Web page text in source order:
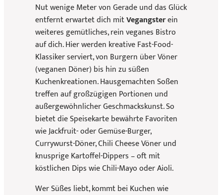
Nut wenige Meter von Gerade und das Glück
entfernt erwartet dich mitVegangsterein
weiteres gemütliches, rein veganes Bistro
auf dich. Hier werden kreative Fast-Food-
Klassiker serviert, von Burgern über Vöner
(veganen Döner) bis hin zu süßen
Kuchenkreationen. Hausgemachten Soßen
treffen auf großzügigen Portionen und
außergewöhnlicher Geschmackskunst. So
bietet die Speisekarte bewährte Favoriten
wie Jackfruit- oder Gemüse-Burger,
Currywurst-Döner, Chili Cheese Vöner und
knusprige Kartoffel-Dippers – oft mit
köstlichen Dips wie Chili-Mayo oder Aioli.
Wer Süßes liebt, kommt bei Kuchen wie